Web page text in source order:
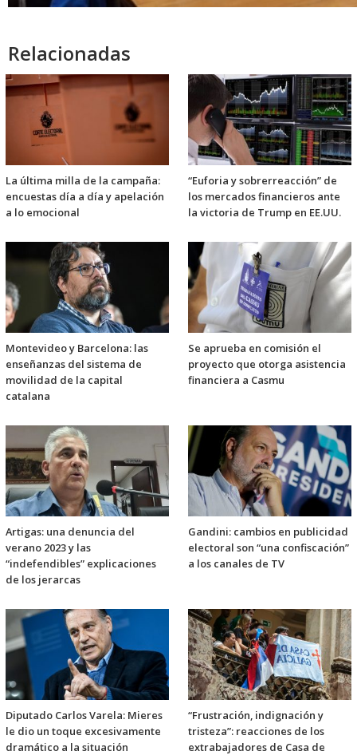
Relacionadas
La última milla de la campaña:
encuestas día a día y apelación
a lo emocional
“Euforia y sobrerreacción” de
los mercados financieros ante
la victoria de Trump en EE.UU.
Montevideo y Barcelona: las
enseñanzas del sistema de
movilidad de la capital
catalana
Se aprueba en comisión el
proyecto que otorga asistencia
financiera a Casmu
Artigas: una denuncia del
verano 2023 y las
“indefendibles” explicaciones
de los jerarcas
Gandini: cambios en publicidad
electoral son “una confiscación”
a los canales de TV
Diputado Carlos Varela: Mieres
le dio un toque excesivamente
dramático a la situación
“Frustración, indignación y
tristeza”: reacciones de los
extrabajadores de Casa de